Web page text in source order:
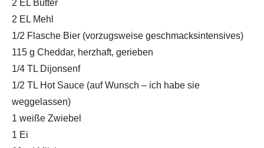
2 EL Butter
2 EL Mehl
1/2 Flasche Bier (vorzugsweise geschmacksintensives)
115 g Cheddar, herzhaft, gerieben
1/4 TL Dijonsenf
1/2 TL Hot Sauce (auf Wunsch – ich habe sie
weggelassen)
1 weiße Zwiebel
1 Ei